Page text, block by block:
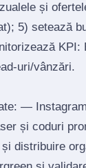
și
5) setează
KPI:
vânzări.
—
și coduri
și distribuire